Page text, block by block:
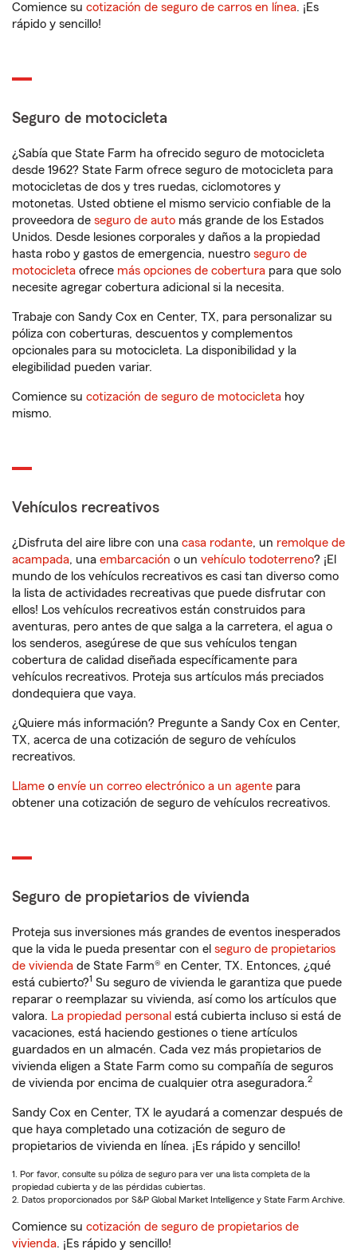
Comience su cotización de seguro de carros en línea. ¡Es
rápido y sencillo!
Seguro de motocicleta
¿Sabía que State Farm ha ofrecido seguro de motocicleta
desde 1962? State Farm ofrece seguro de motocicleta para
motocicletas de dos y tres ruedas, ciclomotores y
motonetas. Usted obtiene el mismo servicio confiable de la
proveedora de seguro de auto más grande de los Estados
Unidos. Desde lesiones corporales y daños a la propiedad
hasta robo y gastos de emergencia, nuestro seguro de
motocicleta ofrece más opciones de cobertura para que solo
necesite agregar cobertura adicional si la necesita.
Trabaje con Sandy Cox en Center, TX, para personalizar su
póliza con coberturas, descuentos y complementos
opcionales para su motocicleta. La disponibilidad y la
elegibilidad pueden variar.
Comience su cotización de seguro de motocicleta hoy
mismo.
Vehículos recreativos
¿Disfruta del aire libre con una casa rodante, un remolque de
acampada, una embarcación o un vehículo todoterreno? ¡El
mundo de los vehículos recreativos es casi tan diverso como
la lista de actividades recreativas que puede disfrutar con
ellos! Los vehículos recreativos están construidos para
aventuras, pero antes de que salga a la carretera, el agua o
los senderos, asegúrese de que sus vehículos tengan
cobertura de calidad diseñada específicamente para
vehículos recreativos. Proteja sus artículos más preciados
dondequiera que vaya.
¿Quiere más información? Pregunte a Sandy Cox en Center,
TX, acerca de una cotización de seguro de vehículos
recreativos.
Llame o envíe un correo electrónico a un agente para
obtener una cotización de seguro de vehículos recreativos.
Seguro de propietarios de vivienda
Proteja sus inversiones más grandes de eventos inesperados
que la vida le pueda presentar con el seguro de propietarios
de vivienda de State Farm® en Center, TX. Entonces, ¿qué
está cubierto?1 Su seguro de vivienda le garantiza que puede
reparar o reemplazar su vivienda, así como los artículos que
valora. La propiedad personal está cubierta incluso si está de
vacaciones, está haciendo gestiones o tiene artículos
guardados en un almacén. Cada vez más propietarios de
vivienda eligen a State Farm como su compañía de seguros
de vivienda por encima de cualquier otra aseguradora.2
Sandy Cox en Center, TX le ayudará a comenzar después de
que haya completado una cotización de seguro de
propietarios de vivienda en línea. ¡Es rápido y sencillo!
1. Por favor, consulte su póliza de seguro para ver una lista completa de la
propiedad cubierta y de las pérdidas cubiertas.
2. Datos proporcionados por S&P Global Market Intelligence y State Farm Archive.
Comience su cotización de seguro de propietarios de
vivienda. ¡Es rápido y sencillo!